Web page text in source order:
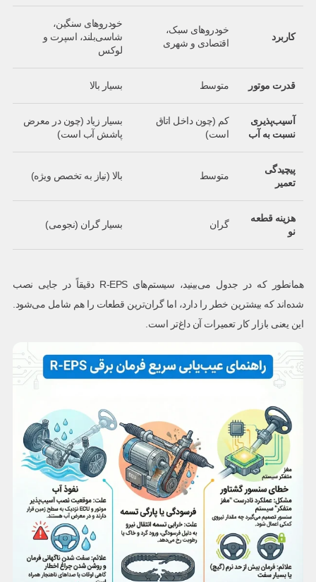
کاربرد
خودروهای سبک،
اقتصادی و شهری
خودروهای سنگین،
شاسی‌بلند، اسپرت و
لوکس
قدرت موتور متوسط بسیار بالا
آسیب‌پذیری
نسبت به آب
کم (چون داخل اتاق
است)
بسیار زیاد (چون در معرض
پاشش آب است)
پیچیدگی
تعمیر
متوسط بالا (نیاز به تخصص ویژه)
هزینه قطعه
نو
گران بسیار گران (نجومی)
همانطور که در جدول می‌بینید، سیستم‌های R-EPS دقیقاً در جایی نصب
شده‌اند که بیشترین خطر را دارد، اما گران‌ترین قطعات را هم شامل می‌شود.
این یعنی بازار کار تعمیرات آن داغ‌تر است.